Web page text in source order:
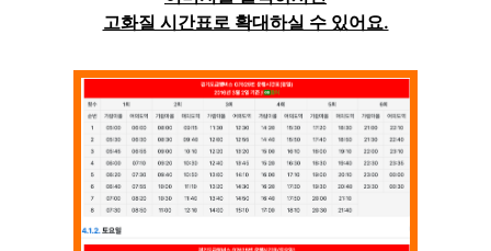
고화질 시간표로 확대하실 수 있어요.